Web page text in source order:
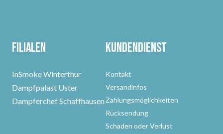
Filialen
InSmoke Winterthur
Dampfpalast Uster
Dampferchef Schaffhausen
Kundendienst
Kontakt
Versandinfos
Zahlungsmöglichkeiten
Rücksendung
Schaden oder Verlust